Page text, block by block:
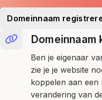
Domeinnaam
Domeinnaam
Ben je eigenaar
zie je je website
koppelen aan
verandering van